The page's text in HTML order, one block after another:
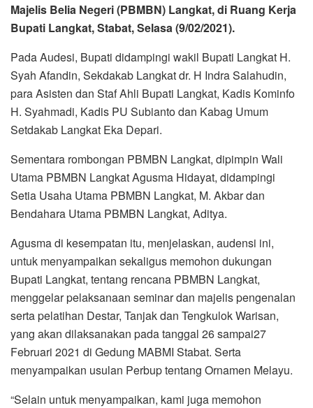
Majelis Belia Negeri (PBMBN) Langkat, di Ruang Kerja
Bupati Langkat, Stabat, Selasa (9/02/2021).
Pada Audesi, Bupati didampingi wakil Bupati Langkat H.
Syah Afandin, Sekdakab Langkat dr. H Indra Salahudin,
para Asisten dan Staf Ahli Bupati Langkat, Kadis Kominfo
H. Syahmadi, Kadis PU Subianto dan Kabag Umum
Setdakab Langkat Eka Depari.
Sementara rombongan PBMBN Langkat, dipimpin Wali
Utama PBMBN Langkat Agusma Hidayat, didampingi
Setia Usaha Utama PBMBN Langkat, M. Akbar dan
Bendahara Utama PBMBN Langkat, Aditya.
Agusma di kesempatan itu, menjelaskan, audensi ini,
untuk menyampaikan sekaligus memohon dukungan
Bupati Langkat, tentang rencana PBMBN Langkat,
menggelar pelaksanaan seminar dan majelis pengenalan
serta pelatihan Destar, Tanjak dan Tengkulok Warisan,
yang akan dilaksanakan pada tanggal 26 sampai27
Februari 2021 di Gedung MABMI Stabat. Serta
menyampaikan usulan Perbup tentang Ornamen Melayu.
“Selain untuk menyampaikan, kami juga memohon